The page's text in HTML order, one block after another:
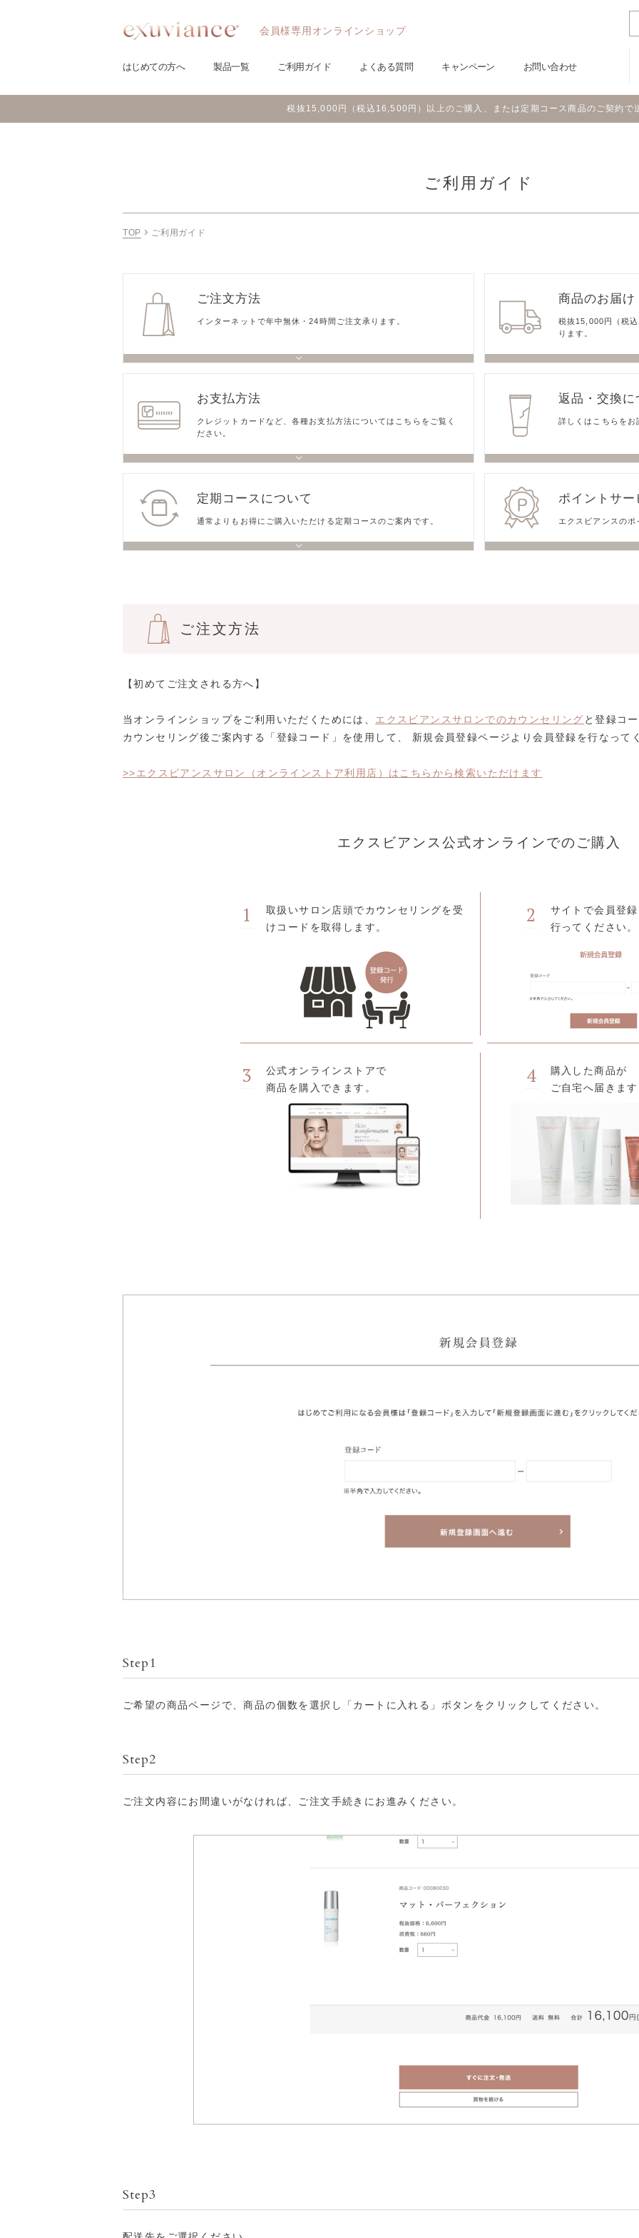
会員様専用オンラインショップ
はじめての方へ 製品一覧 ご利用ガイド よくある質問 キャンペーン お問い合わせ
税抜15,000円（税込16,500円）以上のご購入、または定期コース商品のご契約で
ご利用ガイド
TOP ご利用ガイド
ご注文方法
インターネットで年中無休・24時間ご注文承ります。
商品のお届け
税抜15,000円（税
ります。
お支払方法
クレジットカードなど、各種お支払方法についてはこちらをご覧く
ださい。
返品・交換に
詳しくはこちらをお
定期コース について
通常よりもお得にご購入いただける定期コースのご案内です。
ポイントサー
エクスビアンスの
ご注文方法
【初めてご注文される方へ】
当オンラインショップをご利用いただくためには、 エクスビアンスサロンでのカウンセリング と登録コ
カウンセリング後ご案内する「登録コード」を使用して、 新規会員登録ページより会員登録を行なって
>>エクスビアンスサロン（オンラインストア利用店）はこちらから検索いただけます
エクスビアンス 公式オンラインでのご購入
1
取扱いサロン店頭でカウンセリングを受
けコードを取得します。
2
サイトで会員登
行ってください。
3
公式オンラインストアで
商品を購入できます。
4
購入した商品が
ご自宅へ届きま
Step1
ご希望の商品ページで、商品の個数を選択し「カートに入れる」ボタンをクリックしてください。
Step2
ご注文内容にお間違いがなければ、ご注文手続きにお進みください。
Step3